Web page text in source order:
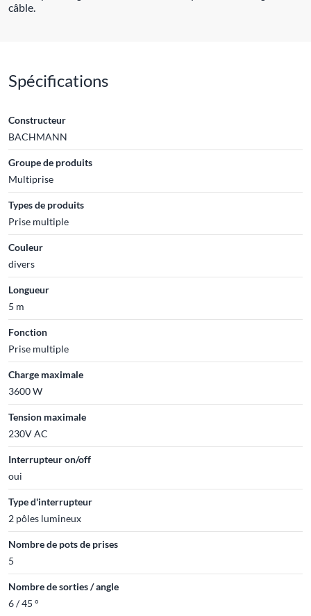
câble.
Spécifications
Constructeur
BACHMANN
Groupe de produits
Multiprise
Types de produits
Prise multiple
Couleur
divers
Longueur
5 m
Fonction
Prise multiple
Charge maximale
3600 W
Tension maximale
230V AC
Interrupteur on/off
oui
Type d'interrupteur
2 pôles lumineux
Nombre de pots de prises
5
Nombre de sorties / angle
6 / 45 °